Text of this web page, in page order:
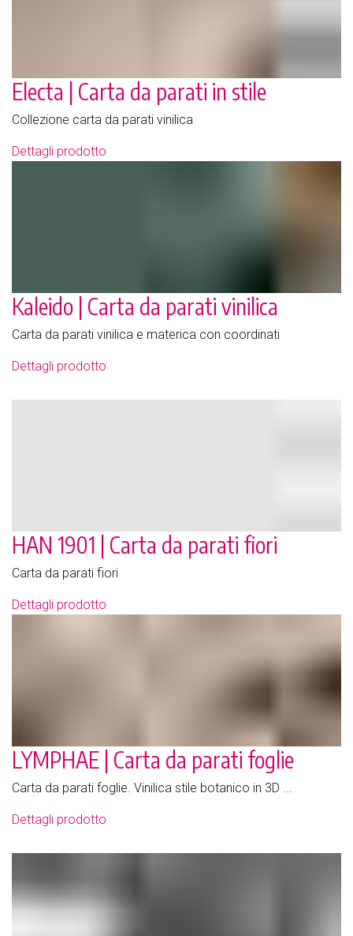
Electa | Carta da parati in stile
Collezione carta da parati vinilica
Dettagli prodotto
Kaleido | Carta da parati vinilica
Carta da parati vinilica e materica con coordinati
Dettagli prodotto
HAN 1901 | Carta da parati fiori
Carta da parati fiori
Dettagli prodotto
LYMPHAE | Carta da parati foglie
Carta da parati foglie. Vinilica stile botanico in 3D ...
Dettagli prodotto